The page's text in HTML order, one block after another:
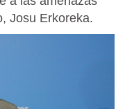
Josu Erkoreka.